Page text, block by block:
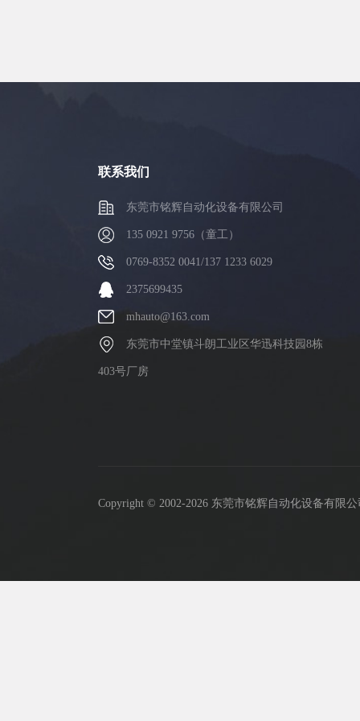
联系我们
东莞市铭辉自动化设备有限公司
135 0921 9756（童工）
0769-8352 0041/137 1233 6029
2375699435
mhauto@163.com
东莞市中堂镇斗朗工业区华迅科技园8栋
403号厂房
Copyright © 2002-2026 东莞市铭辉自动化设备有限